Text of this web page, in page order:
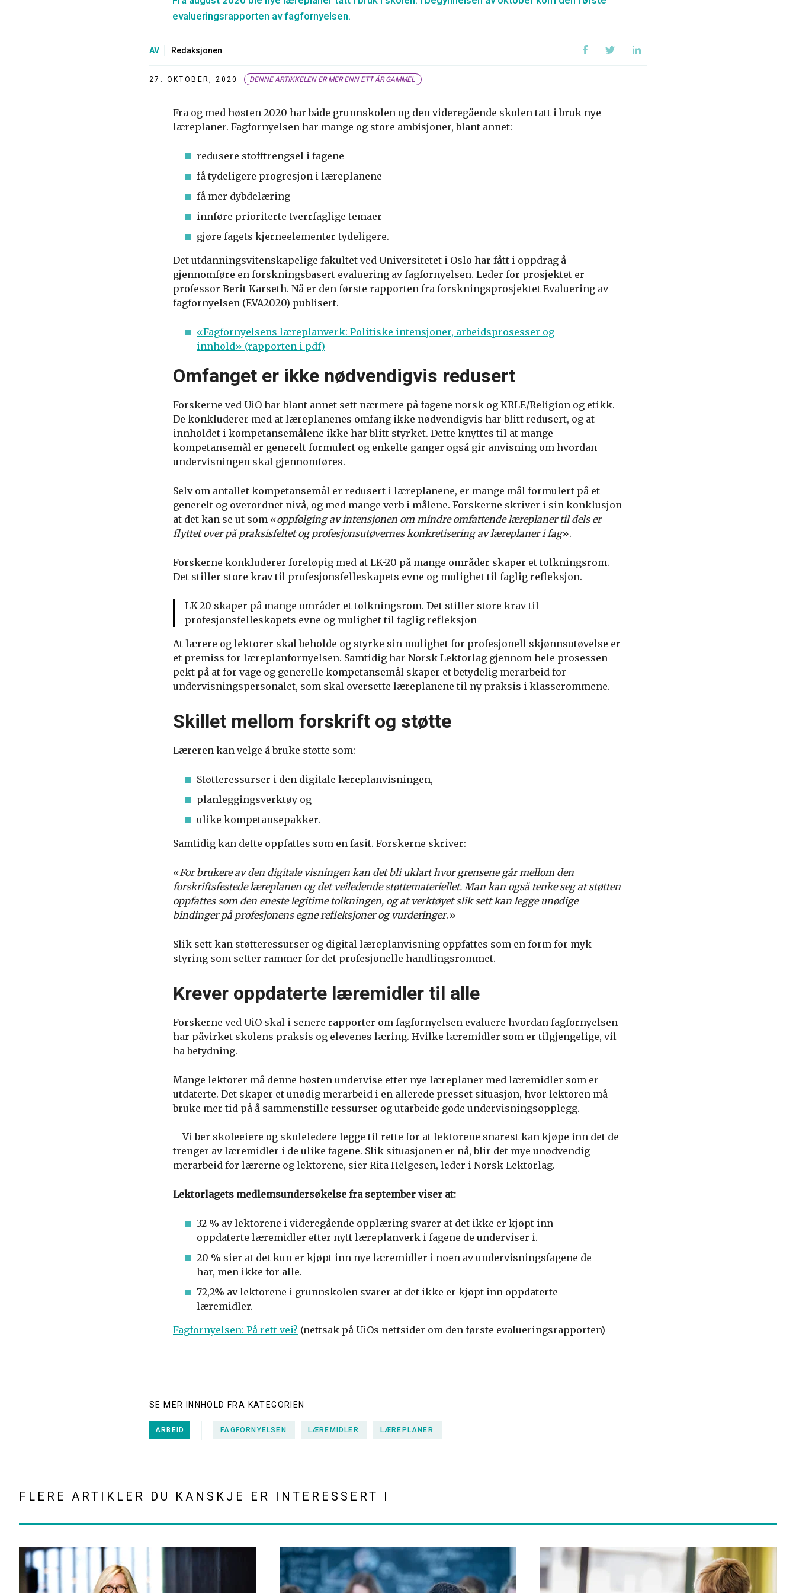
evalueringsrapporten av fagfornyelsen.
AV Redaksjonen
27. OKTOBER, 2020 DENNE ARTIKKELEN ER MER ENN ETT ÅR GAMMEL
Fra og med høsten 2020 har både grunnskolen og den videregående skolen tatt i bruk nye
læreplaner. Fagfornyelsen har mange og store ambisjoner, blant annet:
redusere stofftrengsel i fagene
få tydeligere progresjon i læreplanene
få mer dybdelæring
innføre prioriterte tverrfaglige temaer
gjøre fagets kjerneelementer tydeligere.
Det utdanningsvitenskapelige fakultet ved Universitetet i Oslo har fått i oppdrag å
gjennomføre en forskningsbasert evaluering av fagfornyelsen. Leder for prosjektet er
professor Berit Karseth. Nå er den første rapporten fra forskningsprosjektet Evaluering av
fagfornyelsen (EVA2020) publisert.
«Fagfornyelsens læreplanverk: Politiske intensjoner, arbeidsprosesser og
innhold» (rapporten i pdf)
Omfanget er ikke nødvendigvis redusert
Forskerne ved UiO har blant annet sett nærmere på fagene norsk og KRLE/Religion og etikk.
De konkluderer med at læreplanenes omfang ikke nødvendigvis har blitt redusert, og at
innholdet i kompetansemålene ikke har blitt styrket. Dette knyttes til at mange
kompetansemål er generelt formulert og enkelte ganger også gir anvisning om hvordan
undervisningen skal gjennomføres.
Selv om antallet kompetansemål er redusert i læreplanene, er mange mål formulert på et
generelt og overordnet nivå, og med mange verb i målene. Forskerne skriver i sin konklusjon
at det kan se ut som «oppfølging av intensjonen om mindre omfattende læreplaner til dels er
flyttet over på praksisfeltet og profesjonsutøvernes konkretisering av læreplaner i fag».
Forskerne konkluderer foreløpig med at LK-20 på mange områder skaper et tolkningsrom.
Det stiller store krav til profesjonsfelleskapets evne og mulighet til faglig refleksjon.
LK-20 skaper på mange områder et tolkningsrom. Det stiller store krav til
profesjonsfelleskapets evne og mulighet til faglig refleksjon
At lærere og lektorer skal beholde og styrke sin mulighet for profesjonell skjønnsutøvelse er
et premiss for læreplanfornyelsen. Samtidig har Norsk Lektorlag gjennom hele prosessen
pekt på at for vage og generelle kompetansemål skaper et betydelig merarbeid for
undervisningspersonalet, som skal oversette læreplanene til ny praksis i klasserommene.
Skillet mellom forskrift og støtte
Læreren kan velge å bruke støtte som:
Støtteressurser i den digitale læreplanvisningen,
planleggingsverktøy og
ulike kompetansepakker.
Samtidig kan dette oppfattes som en fasit. Forskerne skriver:
«For brukere av den digitale visningen kan det bli uklart hvor grensene går mellom den
forskriftsfestede læreplanen og det veiledende støttemateriellet. Man kan også tenke seg at støtten
oppfattes som den eneste legitime tolkningen, og at verktøyet slik sett kan legge unødige
bindinger på profesjonens egne refleksjoner og vurderinger.»
Slik sett kan støtteressurser og digital læreplanvisning oppfattes som en form for myk
styring som setter rammer for det profesjonelle handlingsrommet.
Krever oppdaterte læremidler til alle
Forskerne ved UiO skal i senere rapporter om fagfornyelsen evaluere hvordan fagfornyelsen
har påvirket skolens praksis og elevenes læring. Hvilke læremidler som er tilgjengelige, vil
ha betydning.
Mange lektorer må denne høsten undervise etter nye læreplaner med læremidler som er
utdaterte. Det skaper et unødig merarbeid i en allerede presset situasjon, hvor lektoren må
bruke mer tid på å sammenstille ressurser og utarbeide gode undervisningsopplegg.
– Vi ber skoleeiere og skoleledere legge til rette for at lektorene snarest kan kjøpe inn det de
trenger av læremidler i de ulike fagene. Slik situasjonen er nå, blir det mye unødvendig
merarbeid for lærerne og lektorene, sier Rita Helgesen, leder i Norsk Lektorlag.
Lektorlagets medlemsundersøkelse fra september viser at:
32 % av lektorene i videregående opplæring svarer at det ikke er kjøpt inn
oppdaterte læremidler etter nytt læreplanverk i fagene de underviser i.
20 % sier at det kun er kjøpt inn nye læremidler i noen av undervisningsfagene de
har, men ikke for alle.
72,2% av lektorene i grunnskolen svarer at det ikke er kjøpt inn oppdaterte
læremidler.
Fagfornyelsen: På rett vei? (nettsak på UiOs nettsider om den første evalueringsrapporten)
SE MER INNHOLD FRA KATEGORIEN
ARBEID FAGFORNYELSEN LÆREMIDLER LÆREPLANER
FLERE ARTIKLER DU KANSKJE ER INTERESSERT I